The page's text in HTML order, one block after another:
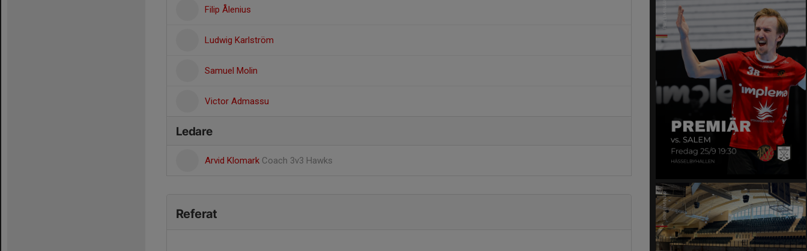
Filip Ålenius
Ludwig Karlström
Samuel Molin
Victor Admassu
Ledare
Arvid Klomark Coach 3v3 Hawks
Referat